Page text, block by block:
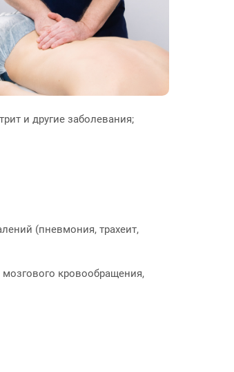
и другие заболевания;
(пневмония, трахеит,
кровообращения,